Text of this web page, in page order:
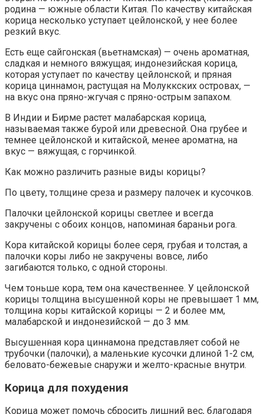
родина — южные области Китая. По качеству китайская
корица несколько уступает цейлонской, у нее более
резкий вкус.
Есть еще сайгонская (вьетнамская) — очень ароматная,
сладкая и немного вяжущая; индонезийская корица,
которая уступает по качеству цейлонской; и пряная
корица циннамон, растущая на Молуккских островах, —
на вкус она пряно-жгучая с пряно-острым запахом.
В Индии и Бирме растет малабарская корица,
называемая также бурой или древесной. Она грубее и
темнее цейлонской и китайской, менее ароматна, на
вкус — вяжущая, с горчинкой.
Как можно различить разные виды корицы?
По цвету, толщине среза и размеру палочек и кусочков.
Палочки цейлонской корицы светлее и всегда
закручены с обоих концов, напоминая бараньи рога.
Кора китайской корицы более серя, грубая и толстая, а
палочки коры либо не закручены вовсе, либо
загибаются только, с одной стороны.
Чем тоньше кора, тем она качественнее. У цейлонской
корицы толщина высушенной коры не превышает 1 мм,
толщина коры китайской корицы — 2 и более мм,
малабарской и индонезийской — до 3 мм.
Высушенная кора циннамона представляет собой не
трубочки (палочки), а маленькие кусочки длиной 1-2 см,
беловато-бежевые снаружи и желто-красные внутри.
Корица для похудения
Корица может помочь сбросить лишний вес, благодаря